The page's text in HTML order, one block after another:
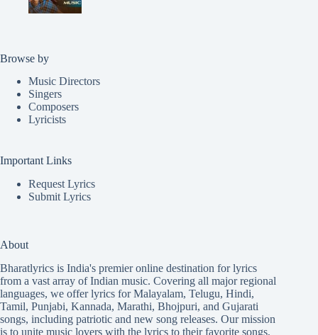
Browse by
Music Directors
Singers
Composers
Lyricists
Important Links
Request Lyrics
Submit Lyrics
About
Bharatlyrics is India's premier online destination for lyrics
from a vast array of Indian music. Covering all major regional
languages, we offer lyrics forMalayalam, Telugu, Hindi,
Tamil, Punjabi, Kannada, Marathi, Bhojpuri, and Gujarati
songs, including patriotic and new song releases. Our mission
is to unite music lovers with the lyrics to their favorite songs,